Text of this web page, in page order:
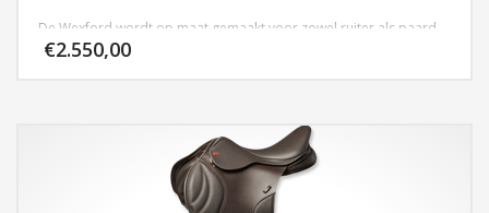
De Wexford wordt op maat gemaakt voor zowel ruiter als paard.
€2.550,00